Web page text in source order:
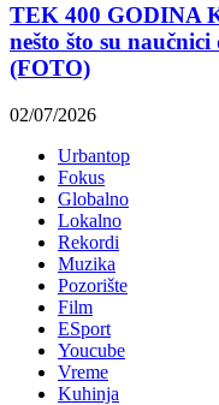
TEK 400 GODINA
nešto što su
(FOTO)
02/07/2026
Urbantop
Fokus
Globalno
Lokalno
Rekordi
Muzika
Pozorište
Film
ESport
Youcube
Vreme
Kuhinja